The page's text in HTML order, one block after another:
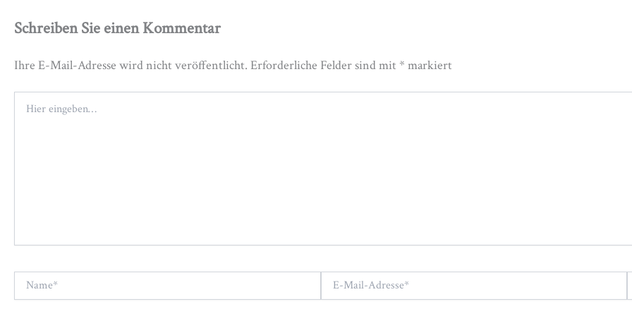
Schreiben Sie einen Kommentar
Ihre E-Mail-Adresse wird nicht veröffentlicht. Erforderliche Felder sind mit * markiert
eingeben…
Mail-